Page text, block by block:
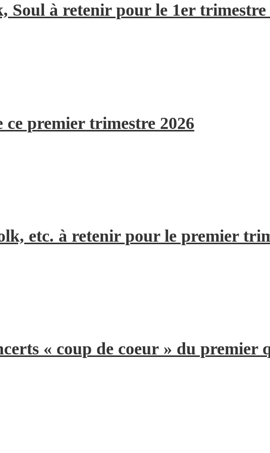
Soul à retenir pour le 1er trimestre
ce premier trimestre 2026
etc. à retenir pour le premier
« coup de coeur » du premier